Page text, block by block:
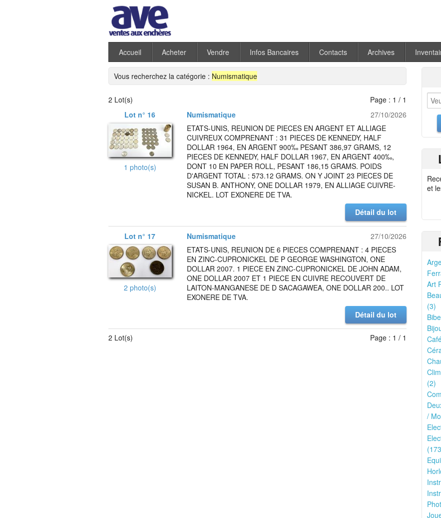
Accueil Acheter Vendre Infos Bancaires Contacts Archives
Vous recherchez la catégorie : Numismatique
2 Lot(s)
Page : 1 / 1
Lot n° 16
Numismatique 27/10/2026
1 photo(s)
ETATS-UNIS, REUNION DE PIECES EN ARGENT ET ALLIAGE
CUIVREUX COMPRENANT : 31 PIECES DE KENNEDY, HALF
DOLLAR 1964, EN ARGENT 900‰ PESANT 386,97 GRAMS, 12
PIECES DE KENNEDY, HALF DOLLAR 1967, EN ARGENT 400‰,
DONT 10 EN PAPER ROLL, PESANT 186,15 GRAMS. POIDS
D'ARGENT TOTAL : 573.12 GRAMS. ON Y JOINT 23 PIECES DE
SUSAN B. ANTHONY, ONE DOLLAR 1979, EN ALLIAGE CUIVRE-
NICKEL. LOT EXONERE DE TVA.
Détail du lot
Lot n° 17 Numismatique 27/10/2026
2 photo(s)
ETATS-UNIS, REUNION DE 6 PIECES COMPRENANT : 4 PIECES
EN ZINC-CUPRONICKEL DE P GEORGE WASHINGTON, ONE
DOLLAR 2007. 1 PIECE EN ZINC-CUPRONICKEL DE JOHN ADAM,
ONE DOLLAR 2007 ET 1 PIECE EN CUIVRE RECOUVERT DE
LAITON-MANGANESE DE D SACAGAWEA, ONE DOLLAR 200.. LOT
EXONERE DE TVA.
Détail du lot
2 Lot(s) Page : 1 / 1
et
Art
(3)
(2)
/